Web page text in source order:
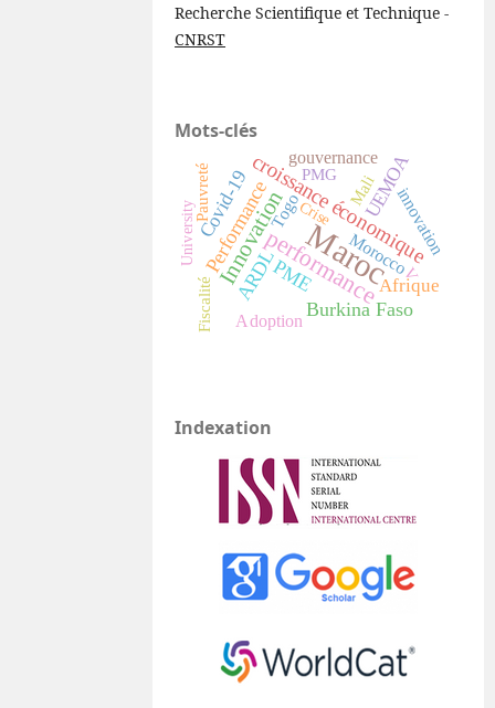
Recherche Scientifique et Technique -
CNRST
Mots-clés
Maroc
performance
Innovationcroissance économique
Performance
Burkina Faso
ARDLPME
Covid-19 UEMOA
Afrique
Morocco
Adoption
gouvernance
innovation
Togo
Pauvreté
Fiscalité
V
Mali
PMG
University Crise
Indexation